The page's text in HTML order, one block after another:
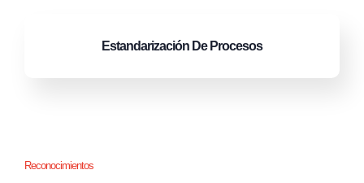
Estandarización De Procesos
Reconocimientos